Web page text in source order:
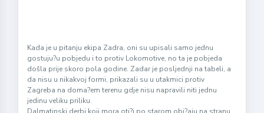
Kada je u pitanju ekipa Zadra, oni su upisali samo jednu
gostuju?u pobjedu i to protiv Lokomotive, no ta je pobjeda
došla prije skoro pola godine. Zadar je posljednji na tabeli, a
da nisu u nikakvoj formi, prikazali su u utakmici protiv
Zagreba na doma?em terenu gdje nisu napravili niti jednu
jedinu veliku priliku.